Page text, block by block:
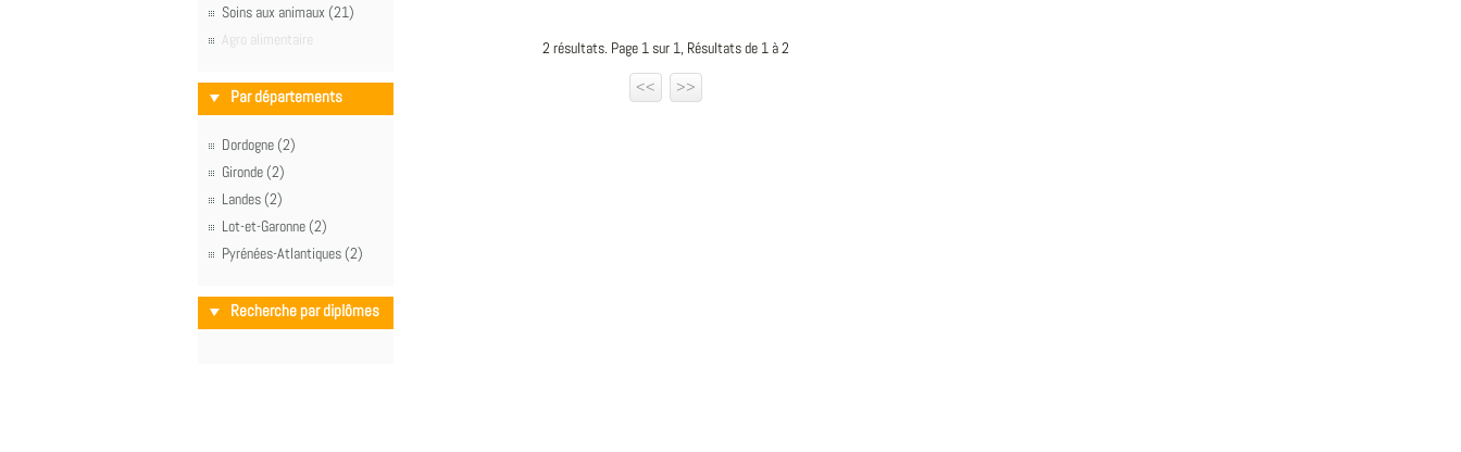
Soins aux animaux (21)
Agro alimentaire
Par départements
Dordogne (2)
Gironde (2)
Landes (2)
Lot-et-Garonne (2)
Pyrénées-Atlantiques (2)
Recherche par diplômes
2 résultats. Page 1 sur 1, Résultats de 1 à 2
<<
>>